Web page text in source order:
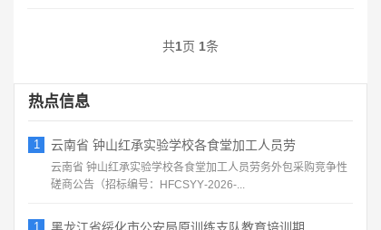
共1页 1条
热点信息
1 云南省 钟山红承实验学校各食堂加工人员劳
云南省 钟山红承实验学校各食堂加工人员劳务外包采购竞争性
磋商公告（招标编号：HFCSYY‑2026‑...
1